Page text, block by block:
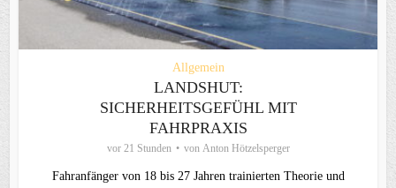
Allgemein
LANDSHUT:
SICHERHEITSGEFÜHL MIT
FAHRPRAXIS
vor 21 Stunden von Anton Hötzelsperger
Fahranfänger von 18 bis 27 Jahren trainierten Theorie und